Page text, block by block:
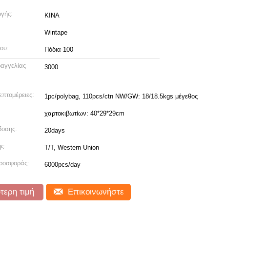
ΚΙΝΑ
Wintape
Πόδια-100
3000
1pc/polybag, 110pcs/ctn NW/GW: 18/18.5kgs μέγεθος
χαρτοκιβωτίων: 40*29*29cm
20days
T/T, Western Union
6000pcs/day
τιμή Επικοινωνήστε